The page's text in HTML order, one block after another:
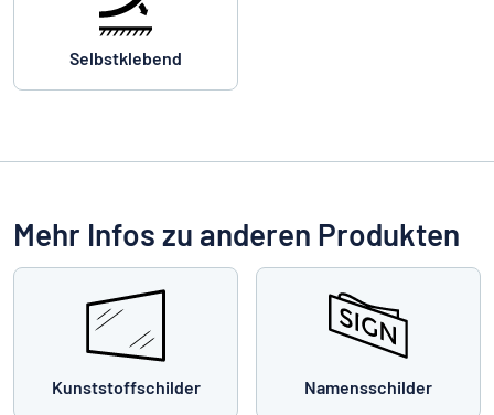
Selbstklebend
Mehr Infos zu anderen Produkten
Kunststoffschilder Namensschilder